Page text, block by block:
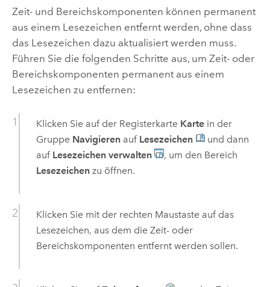
Zeit- und Bereichskomponenten können permanent
aus einem Lesezeichen entfernt werden, ohne dass
das Lesezeichen dazu aktualisiert werden muss.
Führen Sie die folgenden Schritte aus, um Zeit- oder
Bereichskomponenten permanent aus einem
Lesezeichen zu entfernen:
Klicken Sie auf der Registerkarte Kartein der
Gruppe Navigierenauf Lesezeichen
und dann
auf Lesezeichen verwalten
, um den Bereich
Lesezeichenzu öffnen.
Klicken Sie mit der rechten Maustaste auf das
Lesezeichen, aus dem die Zeit- oder
Bereichskomponenten entfernt werden sollen.